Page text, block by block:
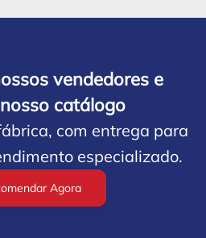
vendedores e
catálogo
com entrega para
especializado.
Agora